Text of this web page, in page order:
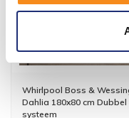
Whirlpool Boss &
Dahlia 180x80 cm Dubbel
systeem